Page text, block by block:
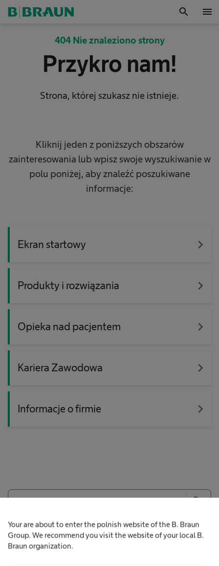
Your are about to enter the polnish website of the B. Braun
Group. We recommend you visit the website of your local B.
Braun organization.
search menu
404 Nie znaleziono strony
Przykro nam!
Strona, której szukasz nie istnieje.
Kliknij jeden z poniższych obszarów
zainteresowania lub wpisz swoje wyszukiwanie w
polu poniżej, aby znaleźć poszukiwane
informacje:
Ekran startowy navigate_next
Produkty i rozwiązania navigate_next
Opieka nad pacjentem navigate_next
Kariera Zawodowa navigate_next
Informacje o firmie navigate_next
search